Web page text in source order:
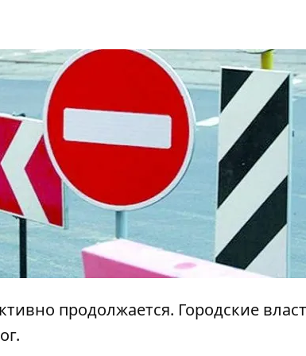
продолжается. Городские